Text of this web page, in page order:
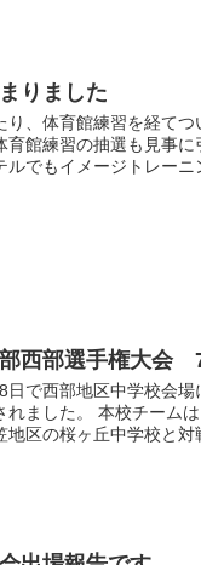
りました
り、体育館練習を経て
育館練習の抽選も見事
ルでもイメージトレー
西部選手権大会
日で西部地区中学校会
れました。 本校チーム
地区の桜ヶ丘中学校と対